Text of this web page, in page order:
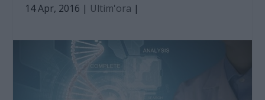
14 Apr, 2016 | Ultim'ora |